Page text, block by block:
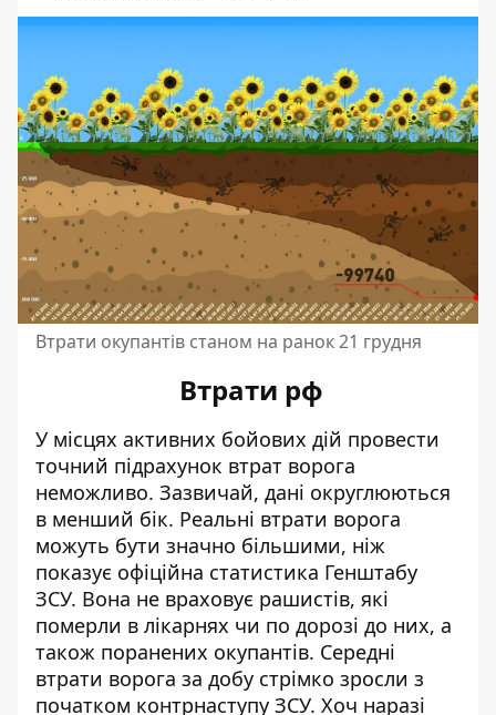
Втрати окупантів станом на ранок 21 грудня
Втрати рф
У місцях активних бойових дій провести
точний підрахунок втрат ворога
неможливо. Зазвичай, дані округлюються
в менший бік. Реальні втрати ворога
можуть бути значно більшими, ніж
показує офіційна статистика Генштабу
ЗСУ. Вона не враховує рашистів, які
померли в лікарнях чи по дорозі до них, а
також поранених окупантів. Середні
втрати ворога за добу стрімко зросли з
початком контрнаступу ЗСУ. Хоч наразі